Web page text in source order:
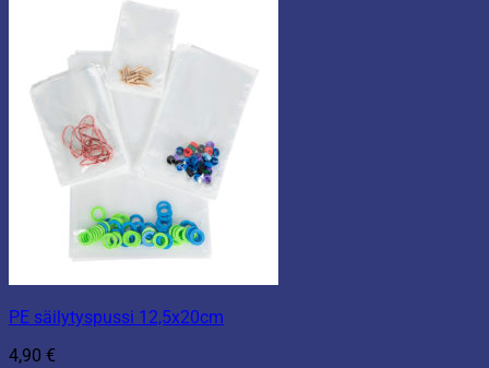
PE säilytyspussi 12,5x20cm
4,90 €